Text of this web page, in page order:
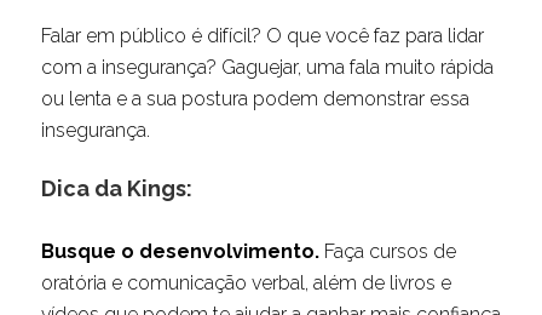
Falar em público é difícil? O que você faz para lidar
com a insegurança? Gaguejar, uma fala muito rápida
ou lenta e a sua postura podem demonstrar essa
insegurança.
Dica da Kings:
Busque o desenvolvimento.Faça cursos de
oratória e comunicação verbal, além de livros e